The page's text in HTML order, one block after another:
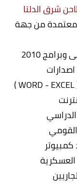
شرق الدلتا
1- ويشترط الحصول على دورة ICDL معتمدة من جهة
2- إجادة المعمل على الحاسب الآلى وبرامج 2010